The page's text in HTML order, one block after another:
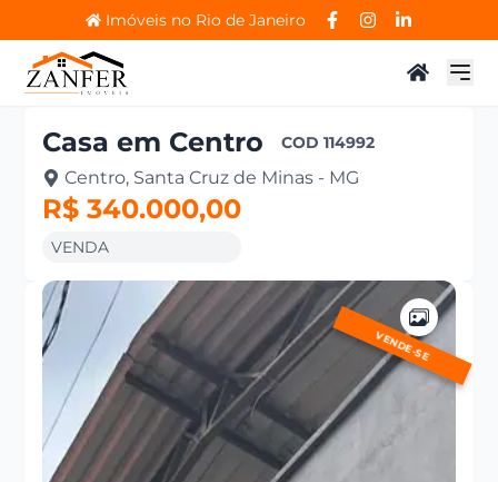
Imóveis no Rio de Janeiro
Casa em Centro COD114992
Centro, Santa Cruz de Minas - MG
R$ 340.000,00
VENDA
VENDE-SE